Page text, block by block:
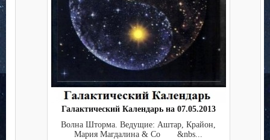
Галактический Календарь на 07.05.2013
Волна Шторма. Ведущие: Аштар, Крайон,
Мария Магдалина & Co &nbs...